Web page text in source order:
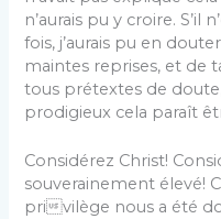
n’aurais pu y croire. S’il
fois, j’aurais pu en
maintes reprises, et de
tous prétextes de
prodigieux cela paraît
Considérez Christ!
souverainement élevé!
privilège nous a été